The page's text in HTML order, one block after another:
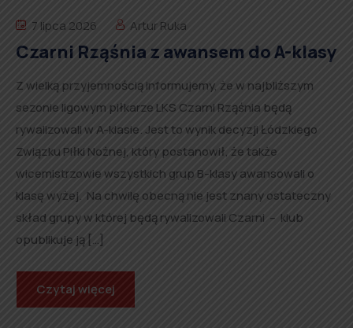
7 lipca 2026 Artur Ruka
Czarni Rząśnia z awansem do A-klasy
Z wielką przyjemnością informujemy, że w najbliższym
sezonie ligowym piłkarze LKS Czarni Rząśnia będą
rywalizowali w A-klasie. Jest to wynik decyzji Łódzkiego
Związku Piłki Nożnej, który postanowił, że także
wicemistrzowie wszystkich grup B-klasy awansowali o
klasę wyżej. Na chwilę obecną nie jest znany ostateczny
skład grupy w której będą rywalizowali Czarni – klub
opublikuje ją […]
Czytaj więcej